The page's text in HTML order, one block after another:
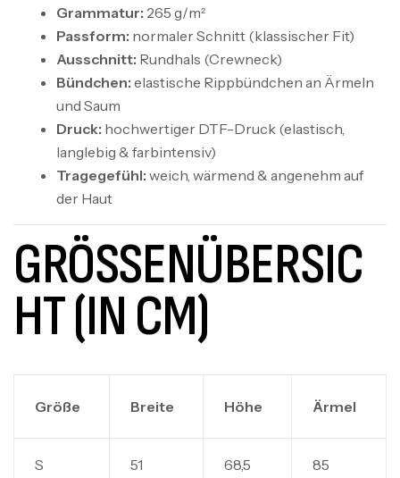
Grammatur: 265 g/m²
Passform: normaler Schnitt (klassischer Fit)
Ausschnitt: Rundhals (Crewneck)
Bündchen: elastische Rippbündchen an Ärmeln
und Saum
Druck: hochwertiger DTF-Druck (elastisch,
langlebig & farbintensiv)
Tragegefühl: weich, wärmend & angenehm auf
der Haut
GRÖSSENÜBERSICH
T (IN CM)
Größe Breite Höhe Ärmel
S 51 68,5 85